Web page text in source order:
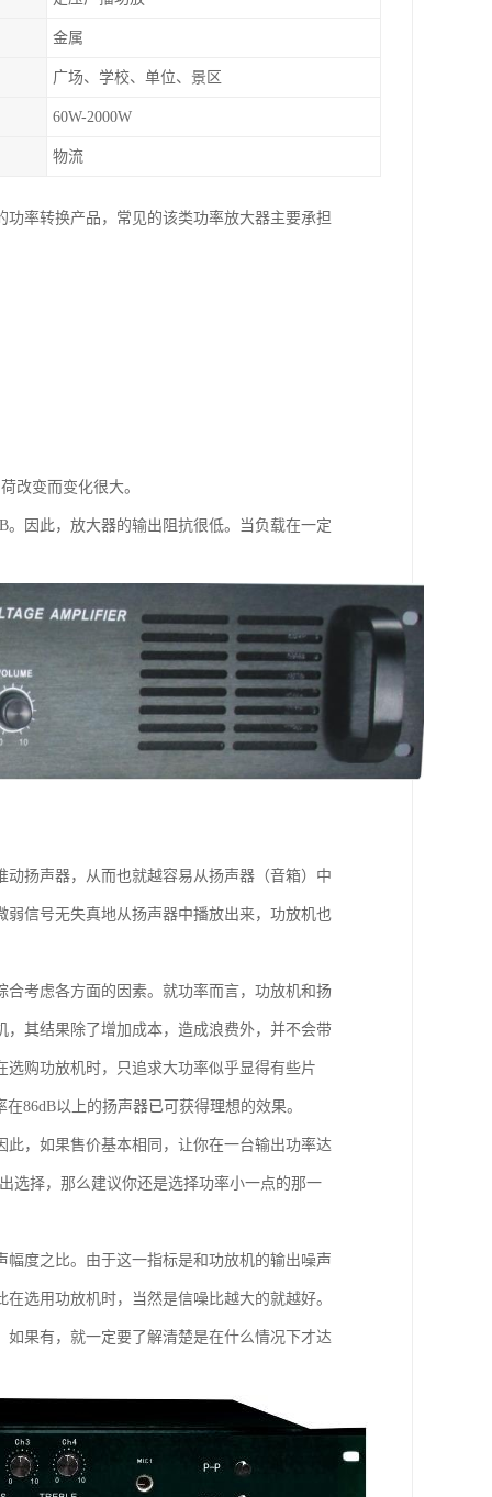
金属
广场、学校、单位、景区
60W-2000W
物流
率转换产品，常见的该类功率放大器主要承担
改变而变化很大。
因此，放大器的输出阻抗很低。当负载在一定
扬声器，从而也就越容易从扬声器（音箱）中
信号无失真地从扬声器中播放出来，功放机也
考虑各方面的因素。就功率而言，功放机和扬
其结果除了增加成本，造成浪费外，并不会带
购功放机时，只追求大功率似乎显得有些片
86dB以上的扬声器已可获得理想的效果。
，如果售价基本相同，让你在一台输出功率达
选择，那么建议你还是选择功率小一点的那一
度之比。由于这一指标是和功放机的输出噪声
选用功放机时，当然是信噪比越大的就越好。
果有，就一定要了解清楚是在什么情况下才达